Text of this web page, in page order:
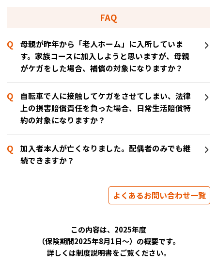
FAQ
母親が昨年から「老人ホーム」に入所していま
す。家族コースに加入しようと思いますが、母親
がケガをした場合、補償の対象になりますか？
自転車で人に接触してケガをさせてしまい、法律
上の損害賠償責任を負った場合、日常生活賠償特
約の対象になりますか？
加入者本人が亡くなりました。配偶者のみでも継
続できますか？
よくあるお問い合わせ一覧
この内容は、2025年度
（保険期間2025年8月1日～）の概要です。
詳しくは制度説明書をご覧ください。